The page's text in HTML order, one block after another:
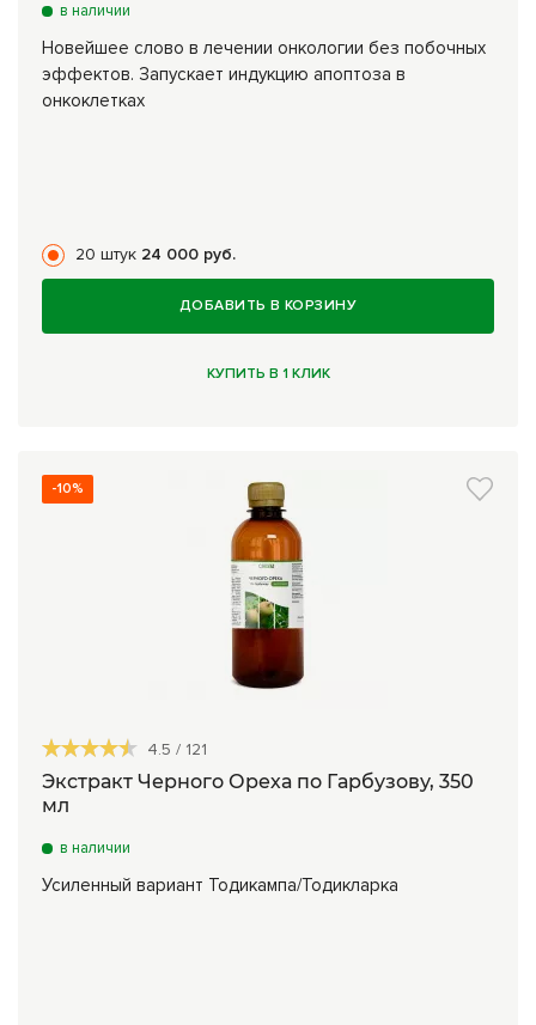
в наличии
Новейшее слово в лечении онкологии без побочных
эффектов. Запускает индукцию апоптоза в
онкоклетках
20 штук 24 000 руб.
ДОБАВИТЬ В КОРЗИНУ
КУПИТЬ В 1 КЛИК
-10%
4.5 / 121
Экстракт Черного Ореха по Гарбузову, 350
мл
в наличии
Усиленный вариант Тодикампа/Тодикларка